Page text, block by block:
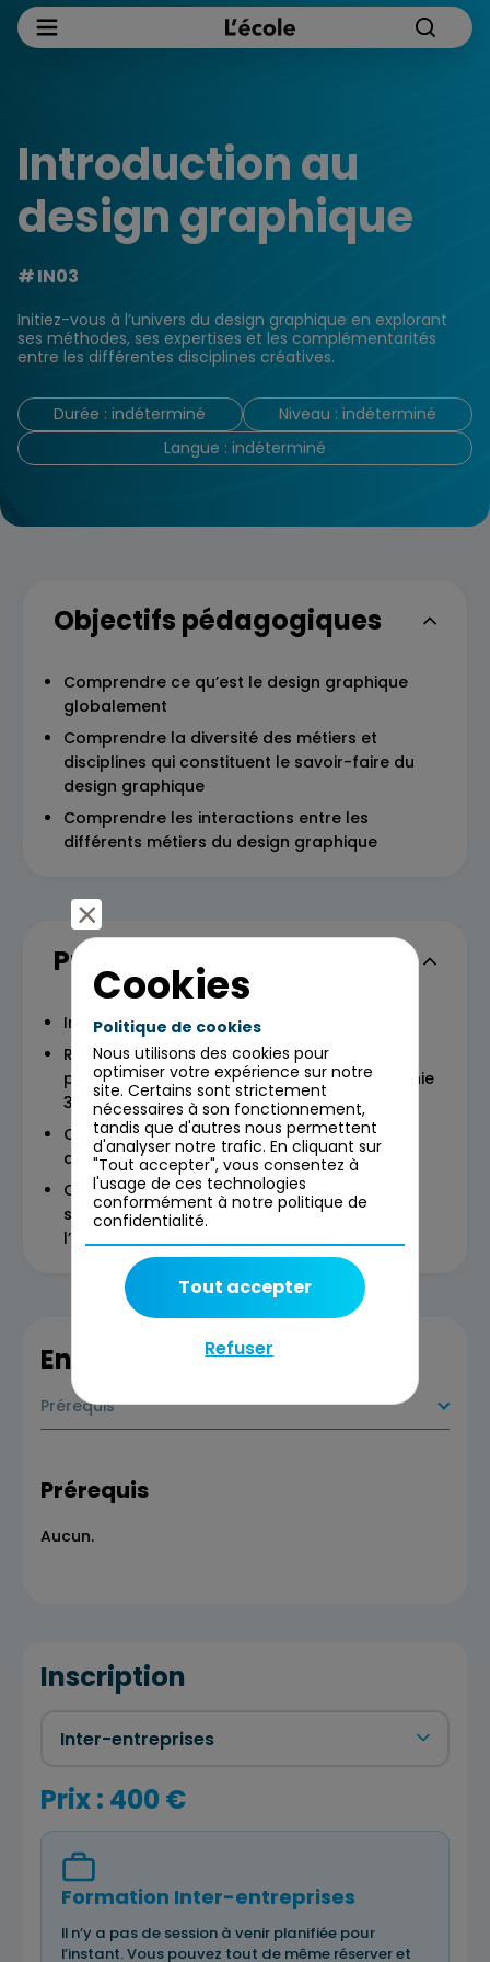
Introduction au
design graphique
IN03
Initiez-vous à l’univers du design graphique en explorant
ses méthodes, ses expertises et les complémentarités
entre les différentes disciplines créatives.
Durée : indéterminé
Niveau : indéterminé
Langue : indéterminé
Objectifs pédagogiques
Comprendre ce qu’est le design graphique
globalement
Comprendre la diversité des métiers et
disciplines qui constituent le savoir-faire du
design graphique
Comprendre les interactions entre les
différents métiers du design graphique
Programme
Introduction au design graphique
Rencontre avec 5 experts (design UI, design
print, illustration, motion design et infographie
3D)
Quiz portant sur la présentation des 5
disciplines
Questions / réponses (au fil de l’eau et une
séquence d’environ 25 minutes dédiée à
l’échange spontané)
En savoir plus
Prérequis
Prérequis
Aucun.
Inscription
Prix : 400 €
Formation Inter-entreprises
Il n’y a pas de session à venir planifiée pour
l’instant. Vous pouvez tout de même réserver et
Cookies
Politique de cookies
Nous utilisons des cookies pour
optimiser votre expérience sur notre
site. Certains sont strictement
nécessaires à son fonctionnement,
tandis que d'autres nous permettent
d'analyser notre trafic. En cliquant sur
"Tout accepter", vous consentez à
l'usage de ces technologies
conformément à notre politique de
confidentialité.
Refuser
Tout accepter